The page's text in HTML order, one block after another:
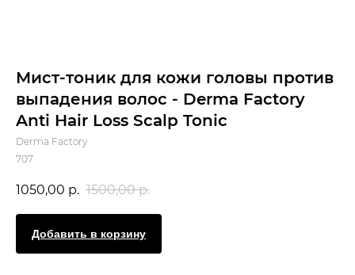
Мист-тоник для кожи головы против
выпадения волос - Derma Factory
Anti Hair Loss Scalp Tonic
Derma Factory
707
1050,00 р. 1500,00 р.
Добавить в корзину